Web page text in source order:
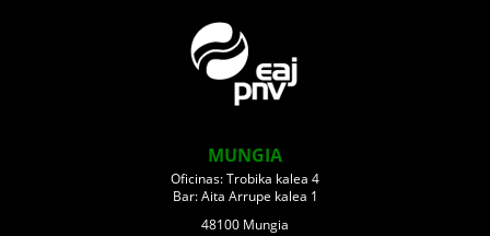
MUNGIA
Oficinas: Trobika kalea 4
Bar: Aita Arrupe kalea 1
48100 Mungia